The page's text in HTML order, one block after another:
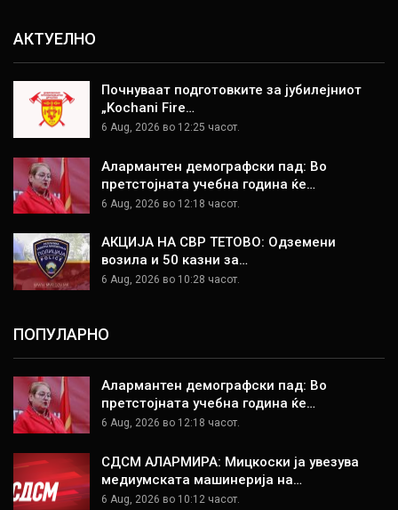
АКТУЕЛНО
Почнуваат подготовките за јубилејниот
„Kochani Fire…
6 Aug, 2026 во 12:25 часот.
Алармантен демографски пад: Во
претстојната учебна година ќе…
6 Aug, 2026 во 12:18 часот.
АКЦИЈА НА СВР ТЕТОВО: Одземени
возила и 50 казни за…
6 Aug, 2026 во 10:28 часот.
ПОПУЛАРНО
Алармантен демографски пад: Во
претстојната учебна година ќе…
6 Aug, 2026 во 12:18 часот.
СДСМ АЛАРМИРА: Мицкоски ја увезува
медиумската машинерија на…
6 Aug, 2026 во 10:12 часот.